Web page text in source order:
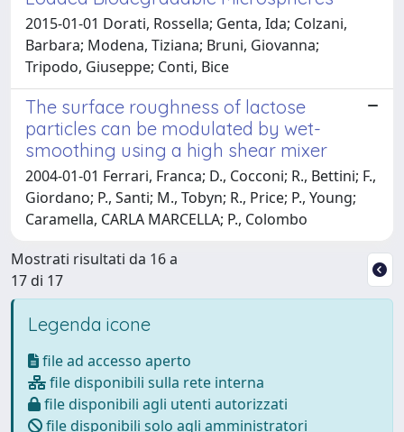
2015-01-01 Dorati, Rossella; Genta, Ida; Colzani,
Barbara; Modena, Tiziana; Bruni, Giovanna;
Tripodo, Giuseppe; Conti, Bice
The surface roughness of lactose
particles can be modulated by wet-
smoothing using a high shear mixer
2004-01-01 Ferrari, Franca; D., Cocconi; R., Bettini; F.,
Giordano; P., Santi; M., Tobyn; R., Price; P., Young;
Caramella, CARLA MARCELLA; P., Colombo
Mostrati risultati da 16 a
17 di 17
Legenda icone
file ad accesso aperto
file disponibili sulla rete interna
file disponibili agli utenti autorizzati
file disponibili solo agli amministratori